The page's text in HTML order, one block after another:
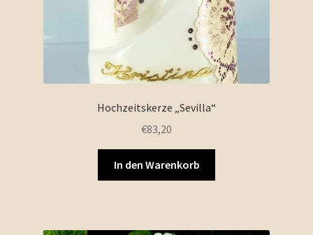
Hochzeitskerze „Sevilla“
€83,20
In den Warenkorb